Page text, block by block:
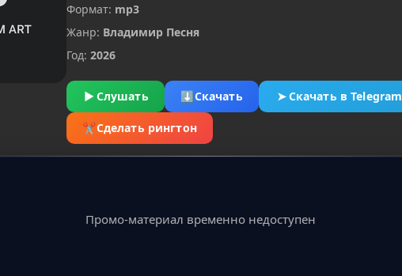
Формат: mp3
Жанр: Владимир Песня
Год: 2026
▶ Слушать ⬇Скачать ➤Скачать в Telegram
✂Сделать рингтон
Промо-материал временно недоступен